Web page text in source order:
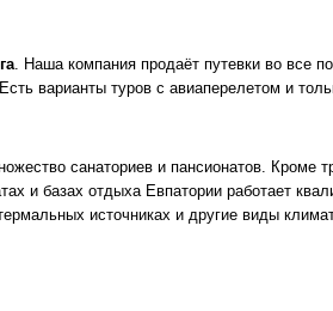
. Наша компания продаёт путевки во все
Есть варианты туров с авиаперелетом и
санаториев и пансионатов. Кроме
и базах отдыха Евпатории работает
источниках и другие виды